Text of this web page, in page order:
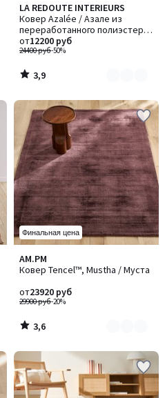
LA REDOUTE INTERIEURS
Ковер Azalée / Азале из
переработанного полиэстера
для внутренних и наружных
помещений
24400 руб-50%
от12200 руб
3,9
/ 5
Количество
цветов:
3
3,9
/
Финальная цена
AM.PM
Ковер Tencel™, Mustha / Муста
29900 руб-20%
от23920 руб
3,6
/ 5
Количество
цветов:
3,6
/